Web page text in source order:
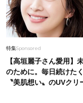
「こ
気
〈帰
ンツ
特集Sponsored
【高垣麗子さん愛用】
のために。毎日続けた
〝美肌想い〟のUVクリ